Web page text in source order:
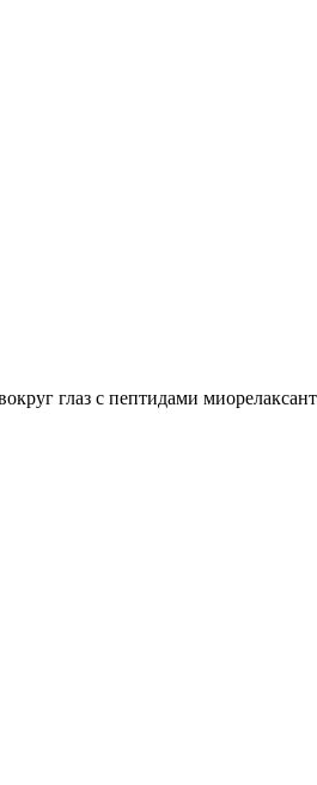
глаз с пептидами